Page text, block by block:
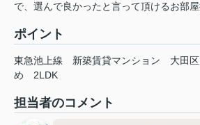
で、選んで良かったと言って頂けるお部屋
ポイント
東急池上線 新築賃貸マンション 大田区
め
2LDK
担当者のコメント